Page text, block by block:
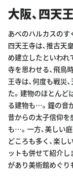
大阪、四天
あべのハルカスのす
四天王寺は、推古天
め建立したといわれ
寺を思わせる、飛鳥
王寺は、何度も戦災
た。建物のほとんど
る建物も…。鐘の音
昔からの太子信仰を
も…。一方、美しい
どころも多く、楽し
ットも併せて紹介し
があり美術館めぐり